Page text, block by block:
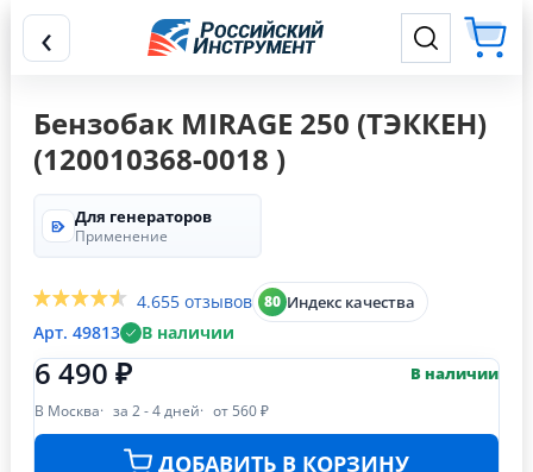
‹
Бензобак MIRAGE 250 (ТЭККЕН)
(120010368-0018 )
Для генераторов
Применение
4.655 отзывов 80 Индекс качества
Арт. 49813 В наличии
6 490 ₽ В наличии
В Москва за 2 - 4 дней от 560 ₽
ДОБАВИТЬ В КОРЗИНУ